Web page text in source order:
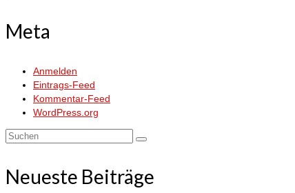
Meta
Anmelden
Eintrags-Feed
Kommentar-Feed
WordPress.org
Suchen
Neueste Beiträge